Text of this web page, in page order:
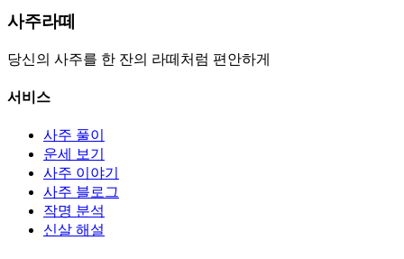
사주라떼
당신의 사주를 한 잔의 라떼처럼 편안하게
서비스
사주 풀이
운세 보기
사주 이야기
사주 블로그
작명 분석
신살 해설